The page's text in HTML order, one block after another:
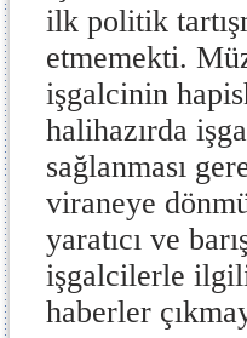
ilk politik
etmemekti.
işgalcinin
halihazırda
sağlanması
viraneye
yaratıcı ve
işgalcilerle
haberler